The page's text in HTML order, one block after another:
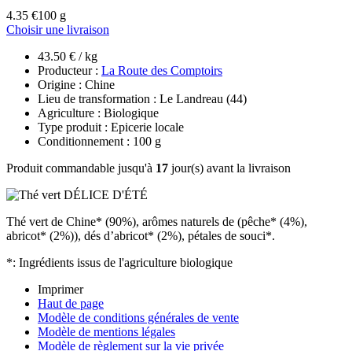
4.35 €100 g
Choisir une livraison
43.50 € / kg
Producteur : La Route des Comptoirs
Origine : Chine
Lieu de transformation : Le Landreau (44)
Agriculture : Biologique
Type produit : Epicerie locale
Conditionnement : 100 g
Produit commandable jusqu'à 17 jour(s) avant la livraison
Thé vert de Chine* (90%), arômes naturels de (pêche* (4%),
abricot* (2%)), dés d’abricot* (2%), pétales de souci*.
*: Ingrédients issus de l'agriculture biologique
Imprimer
Haut de page
Modèle de conditions générales de vente
Modèle de mentions légales
Modèle de règlement sur la vie privée